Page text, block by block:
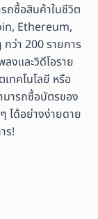
ซื้อสินค้าในชีวิต
Ethereum,
ว่า 200 รายการ
งและวิดีโอราย
ทคโนโลยี หรือ
ารถซื้อบัตรของ
ได้อย่างง่ายดาย
ร!